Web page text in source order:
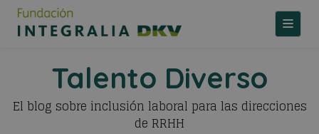
Talento Diverso
El blog sobre inclusión laboral para las direcciones
de RRHH